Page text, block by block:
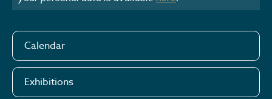
Calendar
Exhibitions